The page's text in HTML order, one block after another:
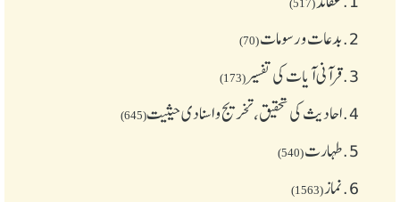
(517)
2. بدعات و رسومات(70)
3. قرآنی آیات کی تفسیر(173)
4. احادیث کی تحقیق، تخریج و اسنادی حیثیت(645)
5. طهارت(540)
6. نماز(1563)